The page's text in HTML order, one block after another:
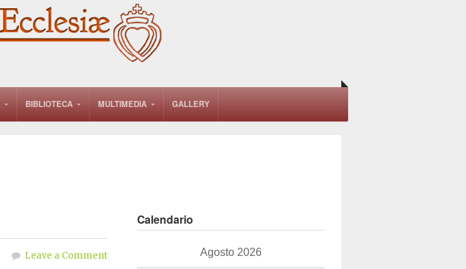
BIBLIOTECA MULTIMEDIA GALLERY
Leave a Comment
Calendario
Agosto 2026